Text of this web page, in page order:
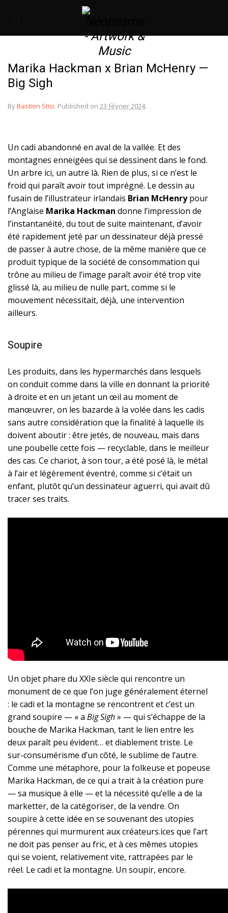
Marika Hackman x Brian McHenry —
Big Sigh
ByBastien Stisi. Published on 23 février 2024.
Un cadi abandonné en aval de la vallée. Et des
montagnes enneigées qui se dessinent dans le fond.
Un arbre ici, un autre là. Rien de plus, si ce n’est le
froid qui paraît avoir tout imprégné. Le dessin au
fusain de l’illustrateur irlandais Brian McHenrypour
l’Anglaise Marika Hackman donne l’impression de
l’instantanéité, du tout de suite maintenant, d’avoir
été rapidement jeté par un dessinateur déjà pressé
de passer à autre chose, de la même manière que ce
produit typique de la société de consommation qui
trône au milieu de l’image paraît avoir été trop vite
glissé là, au milieu de nulle part, comme si le
mouvement nécessitait, déjà, une intervention
ailleurs.
Soupire
Les produits, dans les hypermarchés dans lesquels
on conduit comme dans la ville en donnant la priorité
à droite et en un jetant un œil au moment de
manœuvrer, on les bazarde à la volée dans les cadis
sans autre considération que la finalité à laquelle ils
doivent aboutir : être jetés, de nouveau, mais dans
une poubelle cette fois — recyclable, dans le meilleur
des cas. Ce chariot, à son tour, a été posé là, le métal
à l’air et légèrement éventré, comme si c’était un
enfant, plutôt qu’un dessinateur aguerri, qui avait dû
tracer ses traits.
Un objet phare du XXIe siècle qui rencontre un
monument de ce que l’on juge généralement éternel
: le cadi et la montagne se rencontrent et c’est un
grand soupire — « a Big Sigh» — qui s’échappe de la
bouche de Marika Hackman, tant le lien entre les
deux paraît peu évident… et diablement triste. Le
sur-consumérisme d’un côté, le sublime de l’autre.
Comme une métaphore, pour la folkeuse et popeuse
Marika Hackman, de ce qui a trait à la création pure
— sa musique à elle — et la nécessité qu’elle a de la
marketter, de la catégoriser, de la vendre. On
soupire à cette idée en se souvenant des utopies
pérennes qui murmurent aux créateurs.ices que l’art
ne doit pas penser au fric, et à ces mêmes utopies
qui se voient, relativement vite, rattrapées par le
réel. Le cadi et la montagne. Un soupir, encore.